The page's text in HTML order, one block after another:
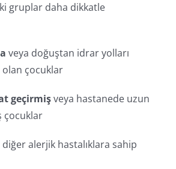
gruplar daha dikkatle
veya doğuştan idrar yolları
çocuklar
geçirmişveya hastanede uzun
çocuklar
diğer alerjik hastalıklara sahip